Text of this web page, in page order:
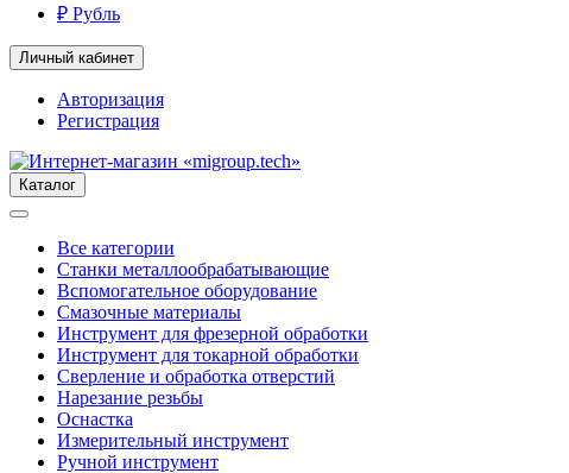
₽ Рубль
Личный кабинет
Авторизация
Регистрация
Каталог
Все категории
Станки металлообрабатывающие
Вспомогательное оборудование
Смазочные материалы
Инструмент для фрезерной обработки
Инструмент для токарной обработки
Сверление и обработка отверстий
Нарезание резьбы
Оснастка
Измерительный инструмент
Ручной инструмент